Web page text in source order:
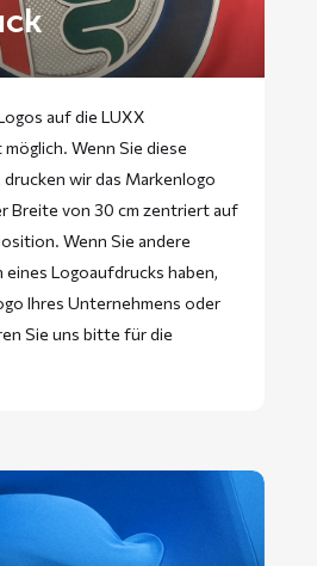
auf die LUXX
Wenn Sie diese
wir das Markenlogo
Breite von 30 cm zentriert auf
Wenn Sie andere
eines Logoaufdrucks haben,
Ihres Unternehmens oder
Sie uns bitte für die